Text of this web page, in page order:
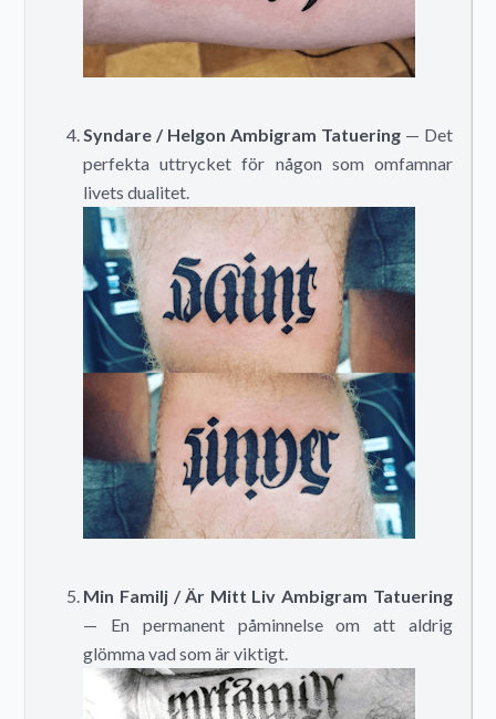
Syndare / Helgon Ambigram Tatuering— Det
perfekta uttrycket för någon som omfamnar
livets dualitet.
Min Familj / Är Mitt Liv Ambigram Tatuering
— En permanent påminnelse om att aldrig
glömma vad som är viktigt.